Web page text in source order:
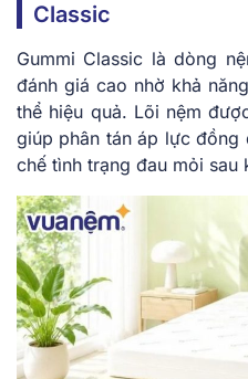
Classic
Gummi Classic là dòng
đánh giá cao nhờ khả
thể hiệu quả. Lõi nệm
giúp phân tán áp lực
chế tình trạng đau mỏi sau